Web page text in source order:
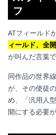
フ
ATフィールド
ィールド、全開
が叫んだ言葉で
同作品の世界
が、その使徒
め、「汎用人
開にする必要